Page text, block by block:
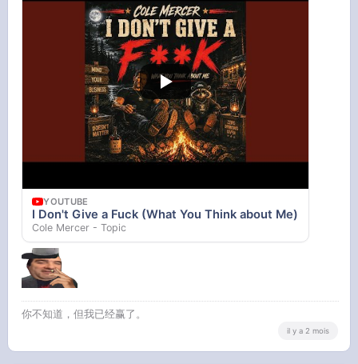
YOUTUBE
I Don't Give a Fuck (What You Think about Me)
Cole Mercer - Topic
你不知道，但我已经赢了。
il y a 2 mois